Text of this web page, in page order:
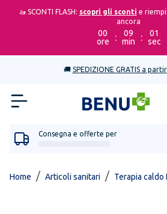
🚤 SCONTI FLASH: scopri gli sconti e
ancora
00
ore
:
09
min
:
01
sec
🚚 SPEDIZIONE GRATIS a
Consegna e offerte per
Home / Articoli sanitari / Terapia caldo